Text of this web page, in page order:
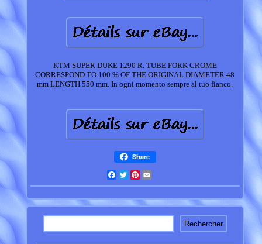
KTM SUPER DUKE 1290 R. TUBE FORK CROME
CORRESPOND TO 100 % OF THE ORIGINAL DIAMETER 48
mm LENGTH 550 mm. In ogni momento sempre al tuo fianco.
Share
Facebook
TwitterPinterest